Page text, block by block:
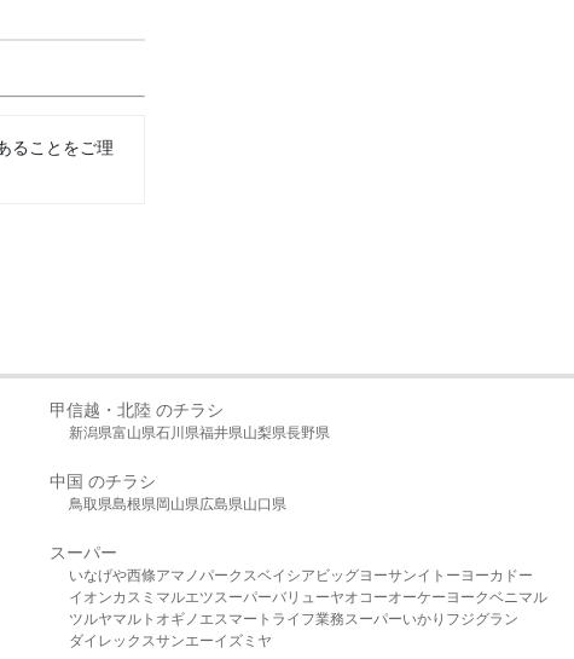
ることをご理
甲信越・北陸 のチラシ
新潟県富山県石川県福井県山梨県長野県
中国 のチラシ
鳥取県島根県岡山県広島県山口県
スーパー
いなげや西條アマノパークスベイシア ビッグヨーサンイトーヨーカドー
イオンカスミ マルエツスーパーバリューヤオコーオーケー ヨークベニマル
ツルヤマルト オギノ エスマート ライフ業務スーパーいかり フジグラン
ダイレックスサンエーイズミヤ